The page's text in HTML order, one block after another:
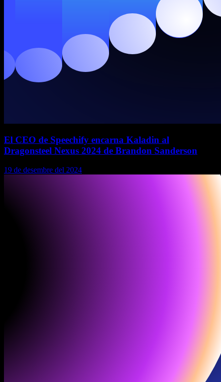
El CEO de Speechify encarna Kaladin al
Dragonsteel Nexus 2024 de Brandon Sanderson
19 de desembre del 2024